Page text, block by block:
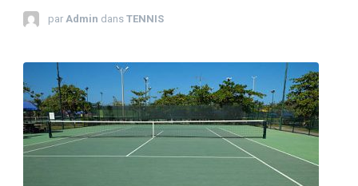
par Admin dans TENNIS